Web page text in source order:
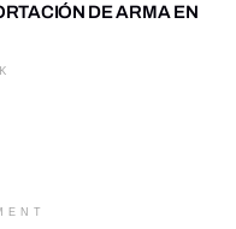
DE ARMA EN